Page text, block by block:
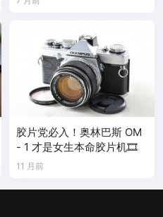
胶片党必入！奥林巴斯 OM
- 1 才是女生本命胶片机🎞️
11 月前